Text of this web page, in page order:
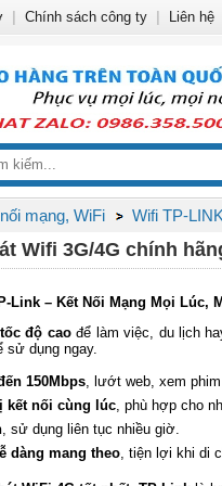
mạng, WiFi Wifi TP-LINK
Wifi 3G/4G chính
Link – Kết Nối Mạng Mọi Lúc,
độ caođể làm việc, du lịch
sử dụng ngay.
150Mbps, lướt web, xem
kết nối cùng lúc, phù hợp cho
, sử dụng liên tục nhiều giờ.
dàng mang theo, tiện lợi khi di
Chính sách công ty Liên hệ